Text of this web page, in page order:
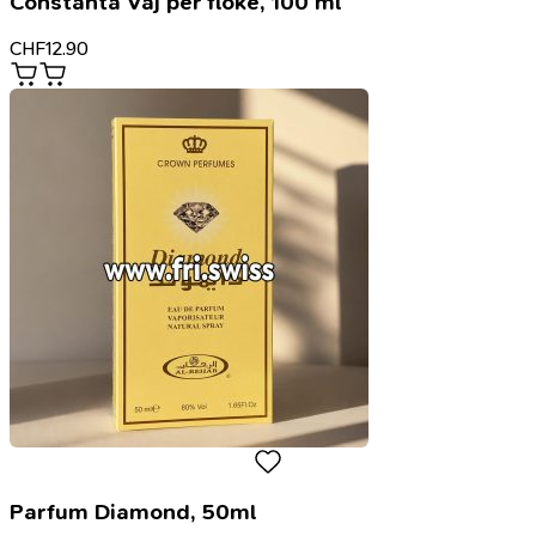
CHF12.90
Parfum Diamond, 50ml